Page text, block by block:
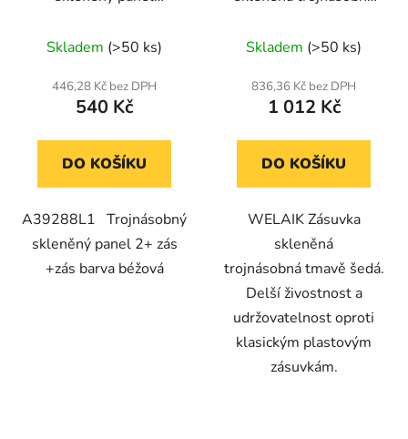
Skladem (>50 ks)
446,28 Kč bez DPH
540 Kč
DO KOŠÍKU
A39288L1 Trojnásobný
skleněný panel 2+ zás
+zás barva béžová
Skladem (>50 ks)
836,36 Kč bez DPH
1 012 Kč
DO KOŠÍKU
WELAIK Zásuvka
skleněná
trojnásobná tmavě šedá.
Delší živostnost a
udržovatelnost oproti
klasickým plastovým
zásuvkám.